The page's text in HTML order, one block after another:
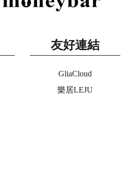
友好連結
GliaCloud
樂居LEJU